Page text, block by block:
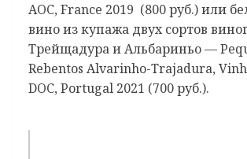
AOC, France 2019 (800 руб.) или
вино из купажа двух сортов
Трейщадура и Альбариньо —
Rebentos Alvarinho-Trajadura,
DOC, Portugal 2021 (700 руб.).